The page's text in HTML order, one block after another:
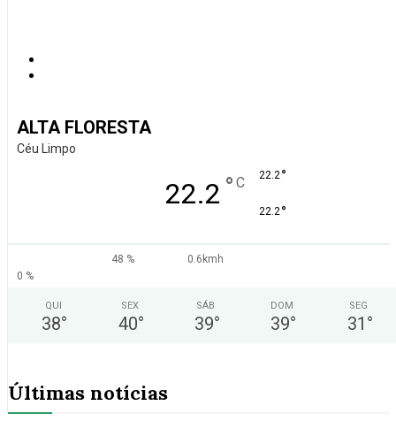
ALTA FLORESTA
Céu Limpo
22.2 ° C 22.2°
22.2°
48 %
0.6kmh
0 %
QUI
38°
SEX
40°
SÁB
39°
DOM
39°
SEG
31 °
Últimas notícias